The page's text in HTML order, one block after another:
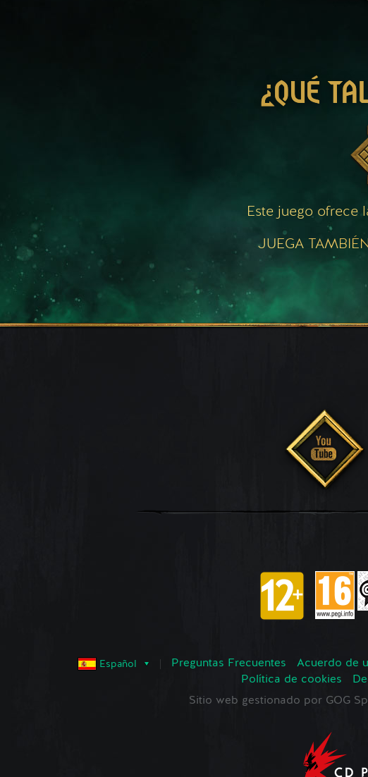
¿QUÉ
Este juego ofrece
JUEGA
Español Preguntas Frecuentes Acuerdo de
Política de cookies
Sitio web gestionado por GOG